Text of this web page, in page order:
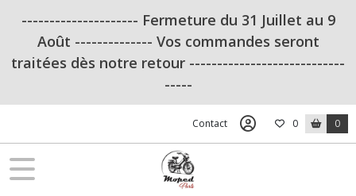
--------------------- Fermeture du 31 Juillet au 9
Août -------------- Vos commandes seront
traitées dès notre retour ----------------------------
-----
Contact 0 0